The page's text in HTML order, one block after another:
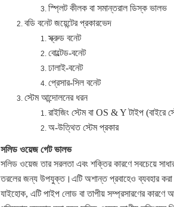
স্প্লিট কীলক বা সমান্তরাল ডিস্ক ভালভ
বডি বনেট জয়েন্টের প্রকারভেদ
স্ক্রুড বনেট
বোল্টেড-বনেট
ঢালাই-বনেট
প্রেসার-সিল বনেট
স্টেম আন্দোলনের ধরন
রাইজিং স্টেম বা OS & Y টাইপ (বাইরে
অ-উত্থিত স্টেম প্রকার
সলিড ওয়েজ গেট ভালভ
সলিড ওয়েজ তার সরলতা এবং শক্তির কারণে সবচেয়ে
তরলের জন্য উপযুক্ত।এটি অশান্ত প্রবাহেও ব্যবহার করা
যাইহোক, এটি পাইপ লোড বা তাপীয় সম্প্রসারণের কারণে